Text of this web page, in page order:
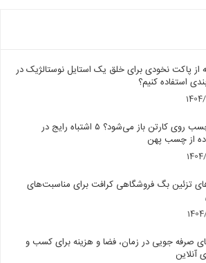
از پاکت نخودی برای خلق یک استایل نوستالژیک در
استفاده کنیم؟
چرا چسب روی کارتن باز می‌شود؟ ۵ اشتباه رایج در
از چسب پهن
تزئین بگ فروشگاهی کرافت برای مناسبت‌های
صرفه جویی در زمان، فضا و هزینه برای کسب و
آنلاین